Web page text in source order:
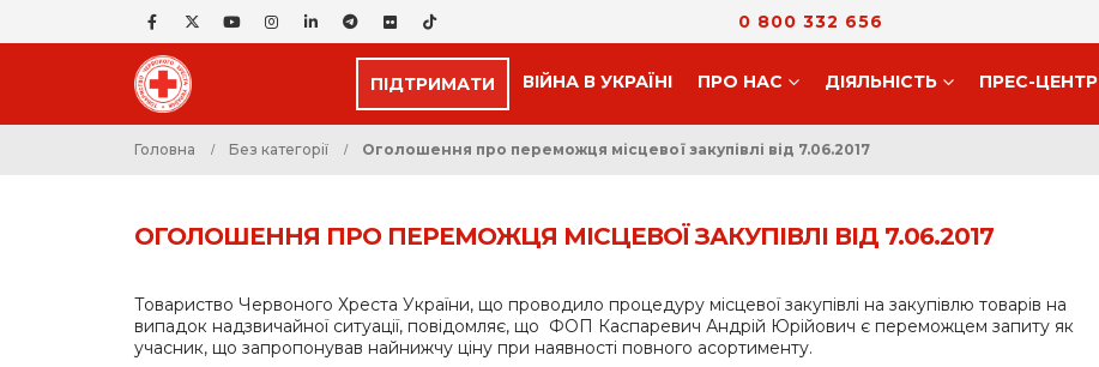
0 800 332 656
ПІДТРИМАТИ ВІЙНА В УКРАЇНІ ПРО НАС ДIЯЛЬНIСТЬ ПРЕС-ЦЕНТР
Головна Без категорії Оголошення про переможця місцевої закупівлі від 7.06.2017
ОГОЛОШЕННЯ ПРО ПЕРЕМОЖЦЯ МІСЦЕВОЇ ЗАКУПІВЛІ ВІД 7.06.2017
Товариство Червоного Хреста України, що проводило процедуру місцевої закупівлі на закупівлю товарів на
випадок надзвичайної ситуації, повідомляє, що ФОП Каспаревич Андрій Юрійович є переможцем запиту як
учасник, що запропонував найнижчу ціну при наявності повного асортименту.